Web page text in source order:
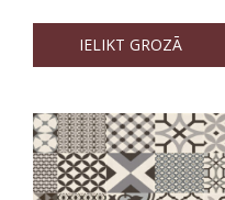
IELIKT GROZĀ